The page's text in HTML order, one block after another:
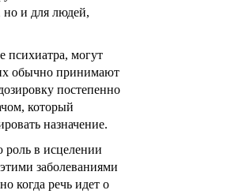
но и для людей,
психиатра, могут
обычно принимают
постепенно
который
назначение.
в исцелении
заболеваниями
когда речь идет о